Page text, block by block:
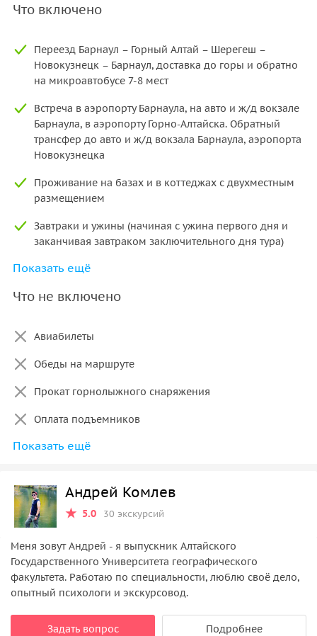
Что включено
Переезд Барнаул – Горный Алтай – Шерегеш –
Новокузнецк – Барнаул, доставка до горы и обратно
на микроавтобусе 7-8 мест
Встреча в аэропорту Барнаула, на авто и ж/д вокзале
Барнаула, в аэропорту Горно-Алтайска. Обратный
трансфер до авто и ж/д вокзала Барнаула, аэропорта
Новокузнецка
Проживание на базах и в коттеджах с двухместным
размещением
Завтраки и ужины (начиная с ужина первого дня и
заканчивая завтраком заключительного дня тура)
Посещение бани на группу 1 раз
Медицинские страховки
«Телецкий» (2 часа на группу)
Экскурсия на снегоходах (2 человека на снегоход)
Показать ещё
Что не включено
Авиабилеты
Обеды на маршруте
Прокат горнолыжного снаряжения
Оплата подъемников
Дополнительные активности на территории ГЛК
Трансфер в последний день в аэропорт Барнаула.
Конечная точка маршрута – авто и ж/д вокзал
Барнаула
Показать ещё
Андрей Комлев
5.0 30 экскурсий
Меня зовут Андрей - я выпускник Алтайского
Государственного Университета географического
факультета. Работаю по специальности, люблю своё дело,
опытный психологи и экскурсовод.
Задать вопрос Подробнее